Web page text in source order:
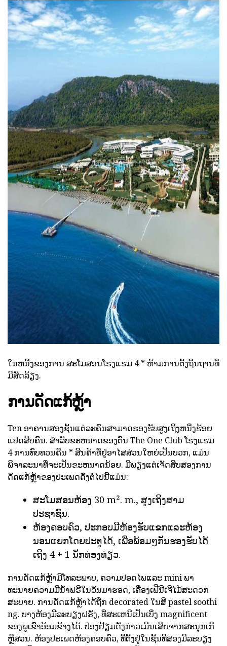
ad
ໃນຫນຶ່ງຂອງການ ສະໂມສອນໂຮງແຮມ 4 * ຫ້າມການຕັ້ງຖິ່ນຖານທີ່
ມີສັດລ້ຽງ.
ການດັດແກ້ຫຼ້າ
Ten ອາຄານສອງຊັ້ນແຕ່ລະຄົນສາມາດຮອງຮັບສູງເຖິງຫນຶ່ງຮ້ອຍ
ແປດສິບຄົນ. ສໍາລັບຂະຫນາດຂອງຕົນ The One Club ໂຮງແຮມ
4 ການທົບທວນຄືນ * ສິນຄ້າທີ່ຢູ່ອາໄສສ່ວນໃຫຍ່ເປັນບວກ, ແມ່ນ
ພິຈາລະນາທີ່ຈະເປັນຂະຫນາດນ້ອຍ. ມີພຽງແຕ່ເຈັດສິບສອງການ
ດັດແກ້ຫຼ້າຂອງປະເພດດັ່ງຕໍ່ໄປນີ້ແມ່ນ:
ສະໂມສອນຫ້ອງ 30 m². m., ສູງເຖິງສາມ
ປະຊາຊົນ.
ຫ້ອງຄອບຄົວ, ປະກອບມີຫ້ອງຮັບແຂກແລະຫ້ອງ
ນອນແຍກໂດຍປະຕູໄດ້, ເພື່ອພ້ອມໆກັນຮອງຮັບໄດ້
ເຖິງ 4 + 1 ນັກທ່ອງທ່ຽວ.
ການດັດແກ້ຫຼ້າມີໂທລະພາບ, ຄວາມປອດໄພແລະ mini ພາ
ທະນາຍຄວາມມີນ້ໍາຟຣີໃນວັນມາຮອດ, ເຄື່ອງເຟີນີເຈີໄມ້ສະດວກ
ສະບາຍ. ການດັດແກ້ຫຼ້າໄດ້ຖືກ decorated ໃນສີ pastel soothi
ng. ບາງຫ້ອງມີລະບຽງຝຣັ່ງ, ທີ່ສະເຫນີເປັນເບິ່ງ magnificent
ຂອງພູເຂົາອ້ອມຂ້າງໄດ້. ປ່ອງຢ້ຽມດັ່ງກ່າວເມີນເສີຍຈາກສະນຸກເກີ
ຫຼືສວນ. ຫ້ອງປະເພດຫ້ອງຄອບຄົວ, ທີ່ຕັ້ງຢູ່ໃນຊັ້ນທີສອງມີລະບຽງ